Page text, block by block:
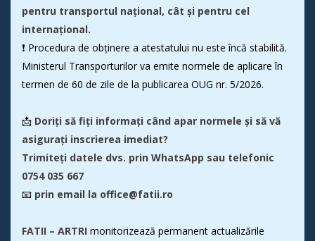
pentru transportul național, cât și pentru cel
internațional.
❗ Procedura de obținere a atestatului nu este încă stabilită.
Ministerul Transporturilor va emite normele de aplicare în
termen de 60 de zile de la publicarea OUG nr. 5/2026.
📩 Doriți să fiți informați când apar normele și să vă
asigurați inscrierea imediat?
Trimiteți datele dvs. prin WhatsApp sau telefonic
0754 035 667
📧 prin email la office@fatii.ro
FATII – ARTRI monitorizează permanent actualizările